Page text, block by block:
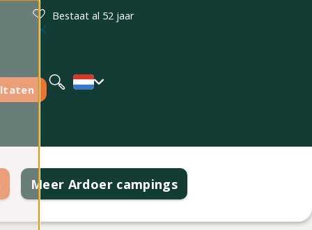
Bestaat al 52 jaar
English
Meer Ardoer campings